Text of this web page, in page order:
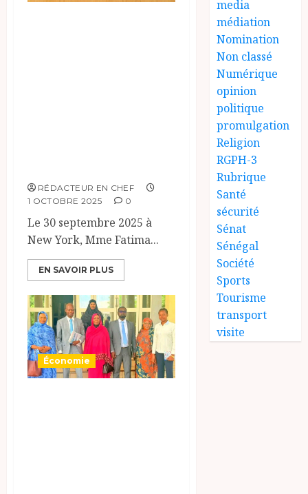
RÉDACTEUR EN CHEF
1 OCTOBRE 2025
0
Le 30 septembre 2025 à
New York, Mme Fatima...
EN SAVOIR PLUS
Économie
media
médiation
Nomination
Non classé
Numérique
opinion
politique
promulgation
Religion
RGPH-3
Rubrique
Santé
sécurité
Sénat
Sénégal
Société
Sports
Tourisme
transport
visite